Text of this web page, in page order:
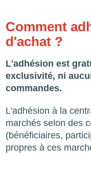
Comment
d'achat ?
L'adhésion est
exclusivité, ni
commandes.
L'adhésion à la
marchés selon des
(bénéficiaires,
propres à ces